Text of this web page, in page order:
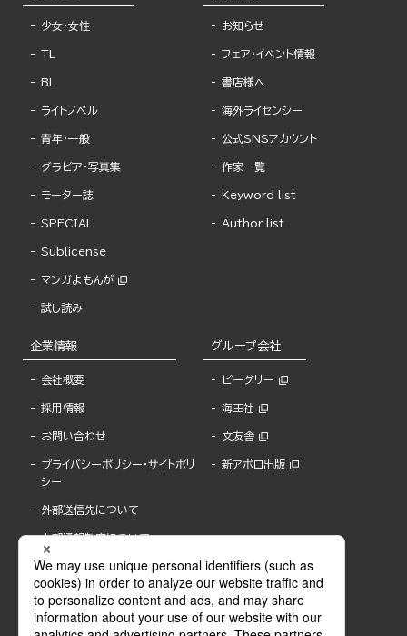
少女・女性
TL
BL
ライトノベル
青年・一般
グラビア・写真集
モーター誌
SPECIAL
Sublicense
マンガよもんが
試し読み
お知らせ
フェア・イベント情報
書店様へ
海外ライセンシー
公式SNSアカウント
作家一覧
Keyword list
Author list
企業情報
会社概要
採用情報
お問い合わせ
プライバシーポリシー・サイトポリ
シー
外部送信先について
内部通報制度について
グループ会社
ビーグリー
海王社
文友舎
新アポロ出版